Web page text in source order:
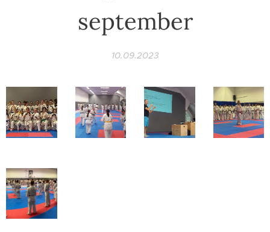
september
10.09.2023